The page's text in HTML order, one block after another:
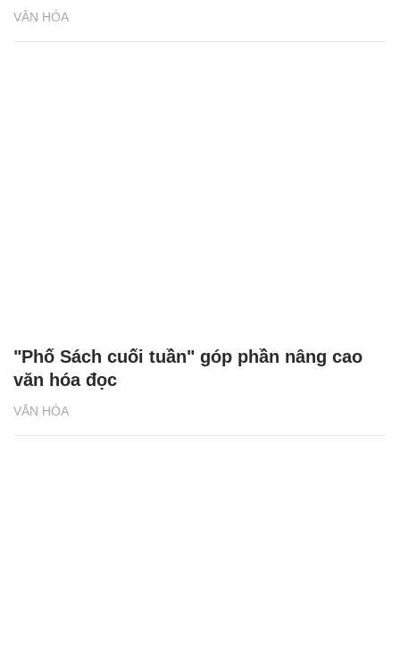
VĂN HÓA
VĂN HÓA
"Phố Sách cuối tuần" góp phần nâng cao
văn hóa đọc